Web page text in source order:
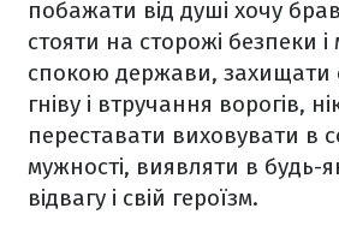
побажати від душі хочу
стояти на сторожі безпеки
спокою держави, захищати
гніву і втручання ворогів,
переставати виховувати в
мужності, виявляти в будь-
відвагу і свій героїзм.